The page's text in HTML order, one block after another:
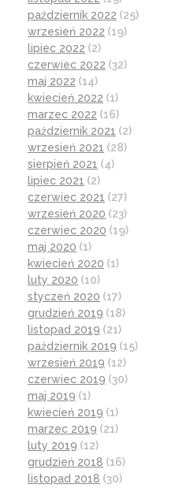
październik 2022 (25)
wrzesień 2022 (19)
lipiec 2022 (2)
czerwiec 2022 (32)
maj 2022 (14)
kwiecień 2022 (1)
marzec 2022 (16)
październik 2021 (2)
wrzesień 2021 (28)
sierpień 2021 (4)
lipiec 2021 (2)
czerwiec 2021 (27)
wrzesień 2020 (23)
czerwiec 2020 (19)
maj 2020 (1)
kwiecień 2020 (1)
luty 2020 (10)
styczeń 2020 (17)
grudzień 2019 (18)
listopad 2019 (21)
październik 2019 (15)
wrzesień 2019 (12)
czerwiec 2019 (30)
maj 2019 (1)
kwiecień 2019 (1)
marzec 2019 (21)
luty 2019 (12)
grudzień 2018 (16)
listopad 2018 (30)